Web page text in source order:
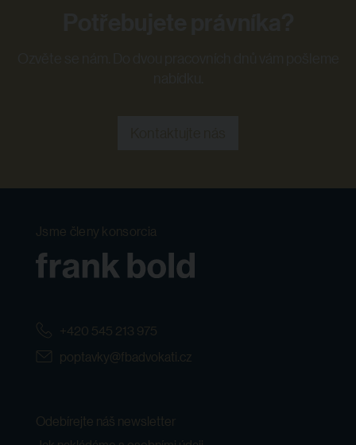
Jsme členy konsorcia
+420 545 213 975
poptavky@fbadvokati.cz
Odebírejte náš newsletter